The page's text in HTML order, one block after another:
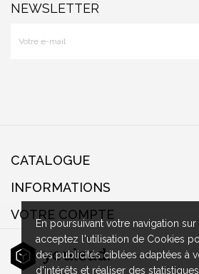
En poursuivant votre navigation
acceptez l'utilisation de Cookies
des publicités ciblées adaptées à
d'intérêts et réaliser des
NEWSLETTER
CATALOGUE
INFORMATIONS
VOTRE COMPTE
- © 2026